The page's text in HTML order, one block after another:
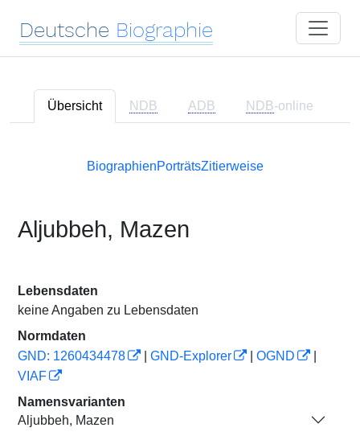
Deutsche Biographie
Übersicht NDB ADB NDB-online
BiographienPorträtsZitierweise
Aljubbeh, Mazen
Lebensdaten
keine Angaben zu Lebensdaten
Normdaten
GND: 1260434478
GND-Explorer OGND
VIAF
Namensvarianten
Aljubbeh, Mazen